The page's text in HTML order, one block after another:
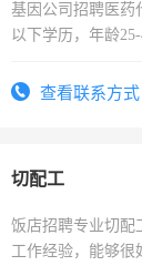
基因公司招聘医药
以下学历，年龄
表或者有医学资质
查看联系方式
切配工
饭店招聘专业切配
工作经验，能够很